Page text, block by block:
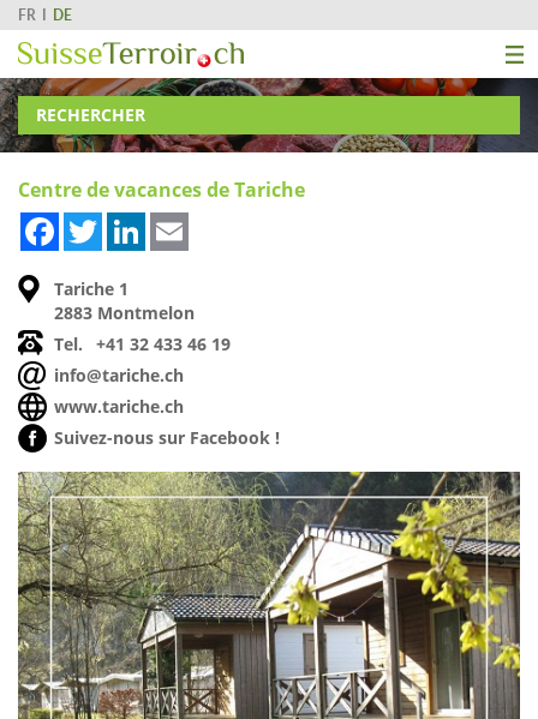
FR DE
RECHERCHER
Centre de vacances de Tariche
FacebookTwitterLinkedIn
Tariche 1
2883 Montmelon
Tel.
+41 32 433 46 19
info@tariche.ch
www.tariche.ch
Suivez-nous sur Facebook !